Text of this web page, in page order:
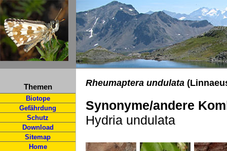
Themen
Biotope
Gefährdung
Schutz
Download
Sitemap
Home
Rheumaptera undulata
Synonyme/andere
Hydria undulata